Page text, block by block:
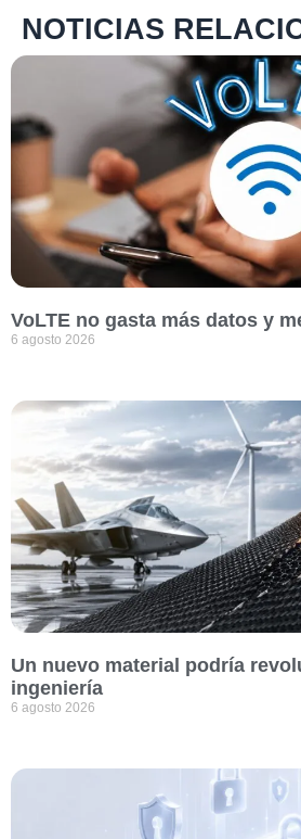
NOTICIAS
VoLTE no gasta más datos y
6 agosto 2026
Un nuevo material podría
ingeniería
6 agosto 2026